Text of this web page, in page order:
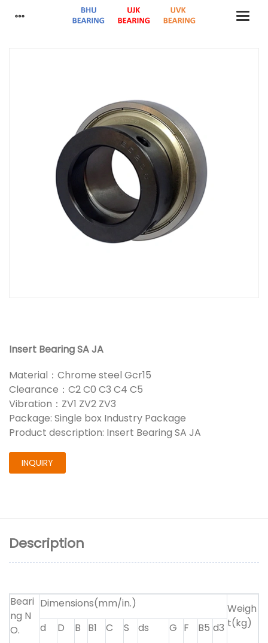
Insert Bearing SA JA
Material：Chrome steel Gcr15
Clearance：C2 C0 C3 C4 C5
Vibration：ZV1 ZV2 ZV3
Package: Single box Industry Package
Product description: Insert Bearing SA JA
INQUIRY
Description
Beari
ng N
O.
Dimensions(mm/in.)
Weigh
t(kg)
d D B B1 C S ds G F B5 d3